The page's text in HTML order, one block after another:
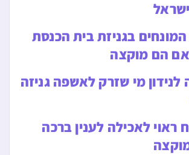
המונחים בגניזת בית הכנסת
הם מוקצה
מי שזרק לאשפה גניזה
לאכילה לענין ברכה